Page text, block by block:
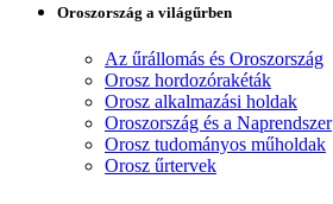
Oroszország a világűrben
Az űrállomás és Oroszország
Orosz hordozórakéták
Orosz alkalmazási holdak
Oroszország és a Naprendszer
Orosz tudományos műholdak
Orosz űrtervek